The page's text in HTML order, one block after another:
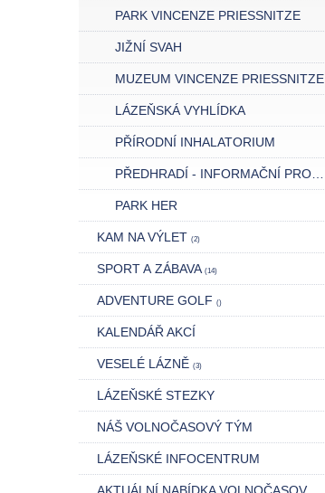
PARK VINCENZE PRIESSNITZE
JIŽNÍ SVAH
MUZEUM VINCENZE PRIESSNITZE
LÁZEŇSKÁ VYHLÍDKA
PŘÍRODNÍ INHALATORIUM
PARK HER
KAM NA VÝLET (2)
SPORT A ZÁBAVA (14)
ADVENTURE GOLF ()
KALENDÁŘ AKCÍ
VESELÉ LÁZNĚ (3)
LÁZEŇSKÉ STEZKY
NÁŠ VOLNOČASOVÝ TÝM
LÁZEŇSKÉ INFOCENTRUM